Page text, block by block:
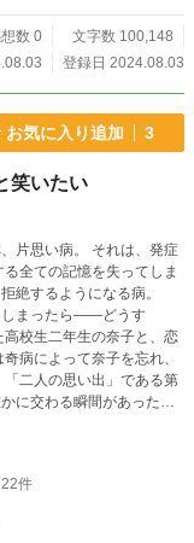
ほしい』 ということだっ
ない恋物語。 「目覚
数 0
文字数 100,148
登録日 2024.08.03
お気に入り追加 3
笑いたい
それは、発症
全ての記憶を失ってしま
絶するようになる病。
しまったら――どうす
病によって奈子を忘れ、
二人の思い出」である第
に交わる瞬間があった。
泣き
件